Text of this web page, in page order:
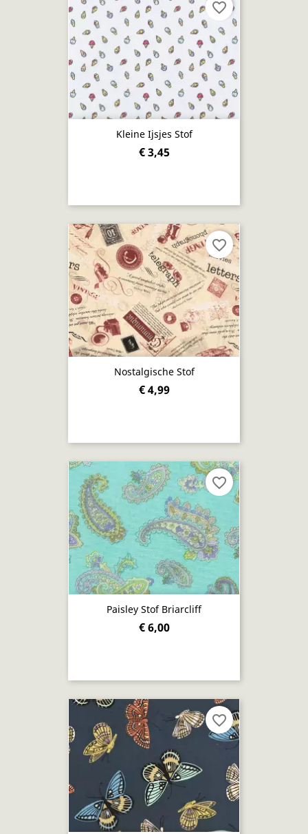
Kleine Ijsjes Stof
€ 3,45
favorite_border
Nostalgische Stof
€ 4,99
favorite_border
Paisley Stof Briarcliff
€ 6,00
favorite_border
favorite_border